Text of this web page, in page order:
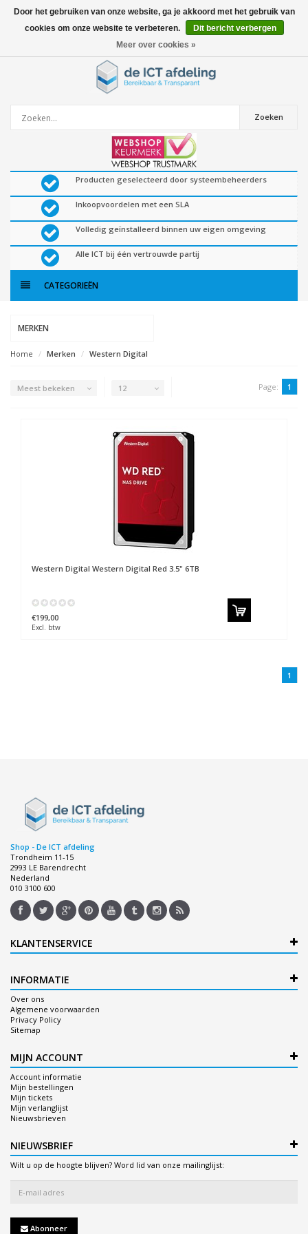
0artikelen
Zoeken
Producten geselecteerd door systeembeheerders
Inkoopvoordelen met een SLA
Volledig geïnstalleerd binnen uw eigen omgeving
Alle ICT bij één vertrouwde partij
CATEGORIEËN
MERKEN
Home Merken Western Digital
Meest bekeken 12 Page: 1
Western Digital Western Digital Red 3.5" 6TB
€199,00
Excl. btw
1
Shop - De ICT afdeling
Trondheim 11-15
2993 LE Barendrecht
Nederland
010 3100 600
KLANTENSERVICE
INFORMATIE
Over ons
Algemene voorwaarden
Privacy Policy
Sitemap
MIJN ACCOUNT
Account informatie
Mijn bestellingen
Mijn tickets
Mijn verlanglijst
Nieuwsbrieven
NIEUWSBRIEF
Wilt u op de hoogte blijven? Word lid van onze mailinglijst:
Abonneer
Door het gebruiken van onze website, ga je akkoord met het gebruik van
cookies om onze website te verbeteren.
Dit bericht verbergen
Meer over cookies »